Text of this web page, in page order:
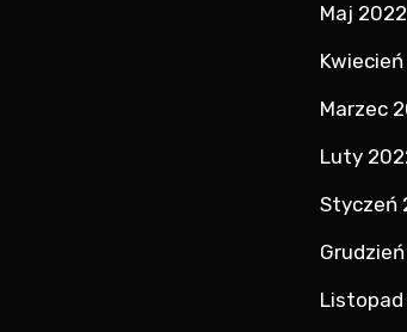
Maj 2022
Marzec
Luty
Styczeń
Listopad